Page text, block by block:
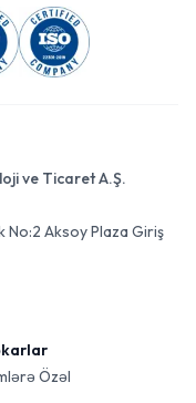
ve Ticaret A.Ş.
No:2 Aksoy Plaza Giriş
Özəl